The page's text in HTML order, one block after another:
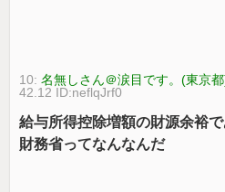
10:名無しさん＠涙目です。(東京
42.12 ID:neflqJrf0
給与所得控除増額の財源余裕
財務省ってなんなんだ